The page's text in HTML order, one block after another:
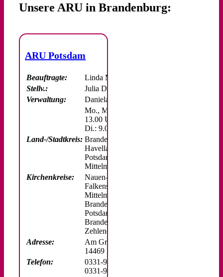
Unsere ARU in Brandenburg:
ARU Potsdam
Beauftragte:
Linda Metsch
Stellv.:
Julia Devers
Verwaltung:
Daniela Ranke
Mo., Mi. – Fr.: 9.00 –
13.00 Uhr
Di.: 9.00 – 17.00 Uhr
Land-/Stadtkreis: Brandenburg,
Havelland,
Potsdam, Potsdam-
Mittelmark
Kirchenkreise:
Nauen-Rathenow,
Falkensee,
Mittelmark-
Brandenburg,
Potsdam,
Brandenburg, Teltow-
Zehlendorf
Adresse:
Am Grünen Gitter 3
14469 Potsdam
Telefon:
0331-90 11 96
0331-95 110 15